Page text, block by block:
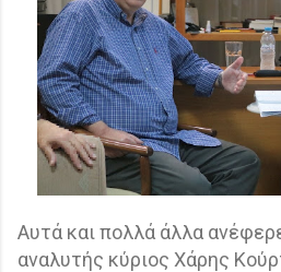
Αυτά και πολλά άλλα
αναλυτής κύριος Χάρης